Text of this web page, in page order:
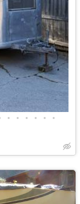
• • • • • •